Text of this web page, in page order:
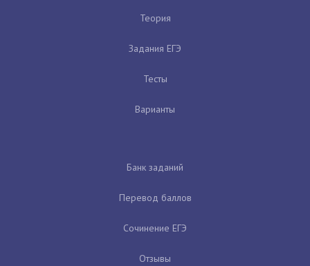
Теория
Задания ЕГЭ
Тесты
Варианты
Банк заданий
Перевод баллов
Сочинение ЕГЭ
Отзывы